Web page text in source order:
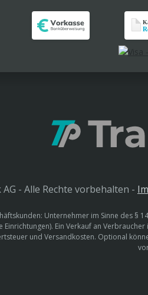
- Alle Rechte vorbehalten -
Unternehmer im Sinne des §
Ein Verkauf an
und Versandkosten. Optional